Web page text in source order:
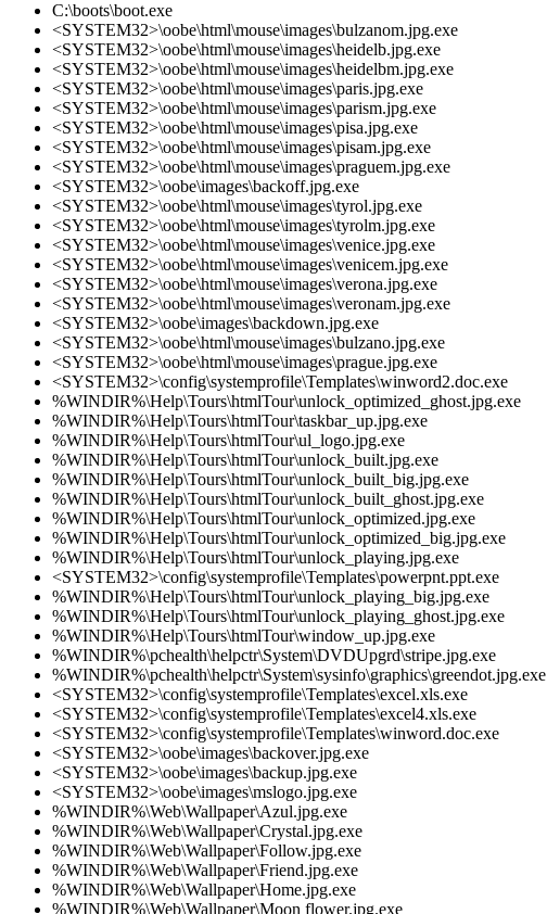
C:\boots\boot.exe
<SYSTEM32>\oobe\html\mouse\images\bulzanom.jpg.exe
<SYSTEM32>\oobe\html\mouse\images\heidelb.jpg.exe
<SYSTEM32>\oobe\html\mouse\images\heidelbm.jpg.exe
<SYSTEM32>\oobe\html\mouse\images\paris.jpg.exe
<SYSTEM32>\oobe\html\mouse\images\parism.jpg.exe
<SYSTEM32>\oobe\html\mouse\images\pisa.jpg.exe
<SYSTEM32>\oobe\html\mouse\images\pisam.jpg.exe
<SYSTEM32>\oobe\html\mouse\images\praguem.jpg.exe
<SYSTEM32>\oobe\images\backoff.jpg.exe
<SYSTEM32>\oobe\html\mouse\images\tyrol.jpg.exe
<SYSTEM32>\oobe\html\mouse\images\tyrolm.jpg.exe
<SYSTEM32>\oobe\html\mouse\images\venice.jpg.exe
<SYSTEM32>\oobe\html\mouse\images\venicem.jpg.exe
<SYSTEM32>\oobe\html\mouse\images\verona.jpg.exe
<SYSTEM32>\oobe\html\mouse\images\veronam.jpg.exe
<SYSTEM32>\oobe\images\backdown.jpg.exe
<SYSTEM32>\oobe\html\mouse\images\bulzano.jpg.exe
<SYSTEM32>\oobe\html\mouse\images\prague.jpg.exe
<SYSTEM32>\config\systemprofile\Templates\winword2.doc.exe
%WINDIR%\Help\Tours\htmlTour\unlock_optimized_ghost.jpg.exe
%WINDIR%\Help\Tours\htmlTour\taskbar_up.jpg.exe
%WINDIR%\Help\Tours\htmlTour\ul_logo.jpg.exe
%WINDIR%\Help\Tours\htmlTour\unlock_built.jpg.exe
%WINDIR%\Help\Tours\htmlTour\unlock_built_big.jpg.exe
%WINDIR%\Help\Tours\htmlTour\unlock_built_ghost.jpg.exe
%WINDIR%\Help\Tours\htmlTour\unlock_optimized.jpg.exe
%WINDIR%\Help\Tours\htmlTour\unlock_optimized_big.jpg.exe
%WINDIR%\Help\Tours\htmlTour\unlock_playing.jpg.exe
<SYSTEM32>\config\systemprofile\Templates\powerpnt.ppt.exe
%WINDIR%\Help\Tours\htmlTour\unlock_playing_big.jpg.exe
%WINDIR%\Help\Tours\htmlTour\unlock_playing_ghost.jpg.exe
%WINDIR%\Help\Tours\htmlTour\window_up.jpg.exe
%WINDIR%\pchealth\helpctr\System\DVDUpgrd\stripe.jpg.exe
%WINDIR%\pchealth\helpctr\System\sysinfo\graphics\greendot.jpg.exe
<SYSTEM32>\config\systemprofile\Templates\excel.xls.exe
<SYSTEM32>\config\systemprofile\Templates\excel4.xls.exe
<SYSTEM32>\config\systemprofile\Templates\winword.doc.exe
<SYSTEM32>\oobe\images\backover.jpg.exe
<SYSTEM32>\oobe\images\backup.jpg.exe
<SYSTEM32>\oobe\images\mslogo.jpg.exe
%WINDIR%\Web\Wallpaper\Azul.jpg.exe
%WINDIR%\Web\Wallpaper\Crystal.jpg.exe
%WINDIR%\Web\Wallpaper\Follow.jpg.exe
%WINDIR%\Web\Wallpaper\Friend.jpg.exe
%WINDIR%\Web\Wallpaper\Home.jpg.exe
%WINDIR%\Web\Wallpaper\Moon flower.jpg.exe